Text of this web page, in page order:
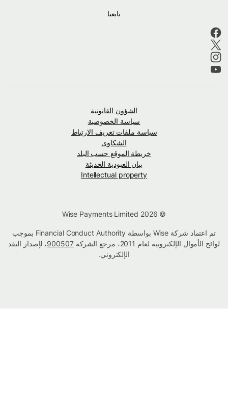
تابعنا
الشؤون القانونية
سياسة الخصوصية
سياسة ملفات تعريف الارتباط
الشكاوى
خريطة الموقع حسب البلد
بيان العبودية الحديثة
Intellectual property
تم اعتماد شركة Wise بواسطة Financial Conduct Authority بموجب
لوائح الأموال الإلكترونية لعام 2011، مرجع الشركة
900507، لإصدار النقد
الإلكتروني.